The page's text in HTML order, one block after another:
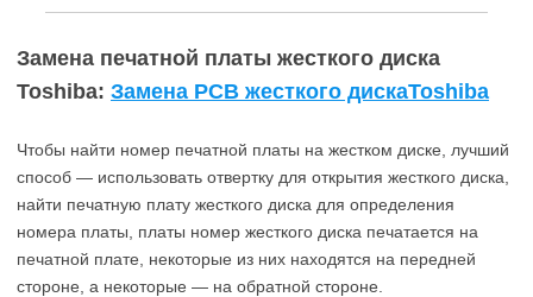
Замена печатной платы жесткого диска
Toshiba: Замена PCB жесткого дискаToshiba
Чтобы найти номер печатной платы на жестком диске, лучший
способ — использовать отвертку для открытия жесткого диска,
найти печатную плату жесткого диска для определения
номера платы, платы номер жесткого диска печатается на
печатной плате, некоторые из них находятся на передней
стороне, а некоторые — на обратной стороне.